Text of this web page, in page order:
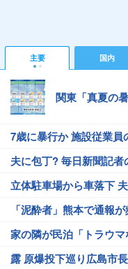
主要 国内
関東「真夏の
7歳に暴行か 施設従業員
夫に包丁? 毎日新聞記者
立体駐車場から車落下
「泥酔者」熊本で通報
家の隣が民泊「トラウマ
露 原爆投下巡り広島市